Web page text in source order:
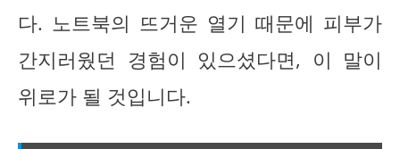
다. 노트북의 뜨거운 열기 때문에 피부가
간지러웠던 경험이 있으셨다면, 이 말이
위로가 될 것입니다.